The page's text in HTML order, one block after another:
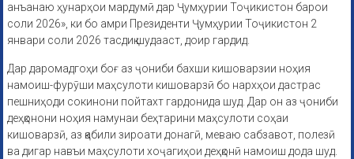
анъанаю ҳунарҳои мардумӣ дар Ҷумҳурии Тоҷикистон барои
соли 2026», ки бо амри Президенти Ҷумҳурии Тоҷикистон 2
январи соли 2026 тасдиқ шудааст, доир гардид.
Дар даромадгоҳи боғ аз ҷониби бахши кишоварзии ноҳия
намоиш-фурӯши маҳсулоти кишоварзӣ бо нархҳои дастрас
пешниҳоди сокинони пойтахт гардонида шуд. Дар он аз ҷониби
деҳқонони ноҳия намунаи беҳтарини маҳсулоти соҳаи
кишоварзӣ, аз қабили зироати донагӣ, меваю сабзавот, полезӣ
ва дигар навъи маҳсулоти хоҷагиҳои деҳқонӣ намоиш дода шуд.